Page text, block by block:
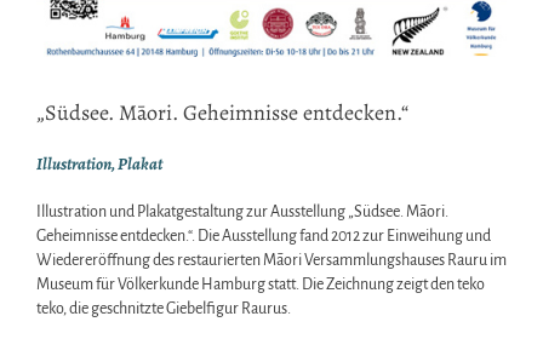
„Südsee. Māori. Geheimnisse entdecken.“
Illustration, Plakat
Illustration und Plakatgestaltung zur Ausstellung „Südsee. Māori.
Geheimnisse entdecken.“. Die Ausstellung fand 2012 zur Einweihung und
Wiedereröffnung des restaurierten Māori Versammlungshauses Rauru im
Museum für Völkerkunde Hamburg statt. Die Zeichnung zeigt den teko
teko, die geschnitzte Giebelfigur Raurus.